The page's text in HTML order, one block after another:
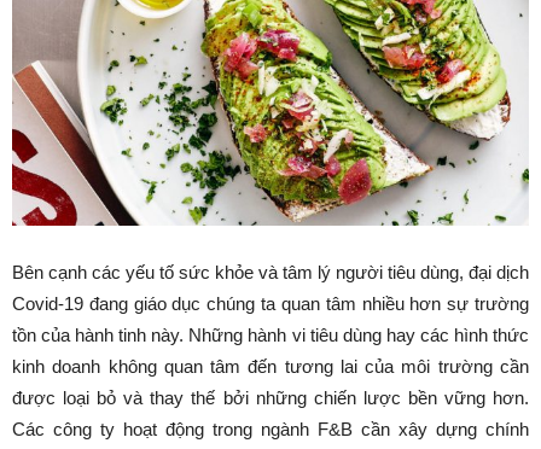
Bên cạnh các yếu tố sức khỏe và tâm lý người tiêu dùng, đại dịch
Covid-19 đang giáo dục chúng ta quan tâm nhiều hơn sự trường
tồn của hành tinh này. Những hành vi tiêu dùng hay các hình thức
kinh doanh không quan tâm đến tương lai của môi trường cần
được loại bỏ và thay thế bởi những chiến lược bền vững hơn.
Các công ty hoạt động trong ngành F&B cần xây dựng chính